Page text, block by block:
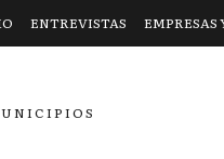
ENTREVISTAS EMPRESAS